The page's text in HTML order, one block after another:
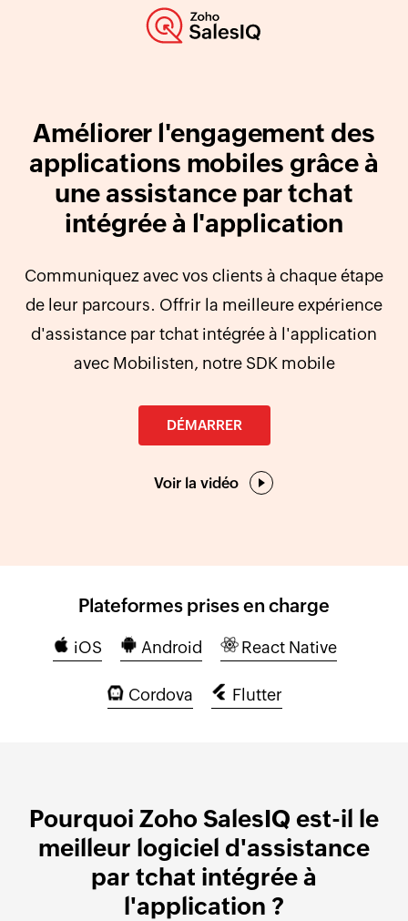
Améliorer l'engagement des
applications mobiles grâce à
une assistance par tchat
intégrée à l'application
Communiquez avec vos clients à chaque étape
de leur parcours. Offrir la meilleure expérience
d'assistance par tchat intégrée à l'application
avec Mobilisten, notre SDK mobile
DÉMARRER
Voir la vidéo
Plateformes prises en charge
iOS Android React Native
Cordova Flutter
Pourquoi Zoho SalesIQ est-il le
meilleur logiciel d'assistance
par tchat intégrée à
l'application ?